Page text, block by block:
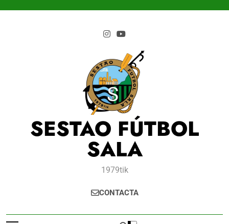
SESTAO FÚTBOL
SALA
1979tik
CONTACTA